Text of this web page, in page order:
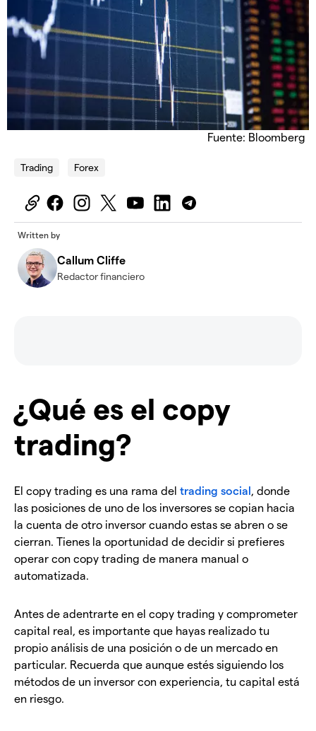
Fuente: Bloomberg
Trading Forex
Written by
Callum Cliffe
Redactor financiero
¿Qué es el copy
trading?
El copy trading es una rama del trading social, donde
las posiciones de uno de los inversores se copian hacia
la cuenta de otro inversor cuando estas se abren o se
cierran. Tienes la oportunidad de decidir si prefieres
operar con copy trading de manera manual o
automatizada.
Antes de adentrarte en el copy trading y comprometer
capital real, es importante que hayas realizado tu
propio análisis de una posición o de un mercado en
particular. Recuerda que aunque estés siguiendo los
métodos de un inversor con experiencia, tu capital está
en riesgo.